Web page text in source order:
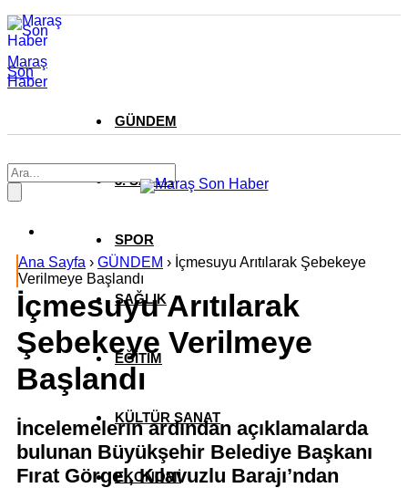
Maraş
Son
Haber
GÜNDEM
3. SAYFA
SPOR
SAĞLIK
EĞİTİM
KÜLTÜR SANAT
EKONOMİ
Ana Sayfa › GÜNDEM › İçmesuyu Arıtılarak Şebekeye
Verilmeye Başlandı
İçmesuyu Arıtılarak
Şebekeye Verilmeye
Başlandı
İncelemelerin ardından açıklamalarda
bulunan Büyükşehir Belediye Başkanı
Fırat Görgel, Kılavuzlu Barajı’ndan